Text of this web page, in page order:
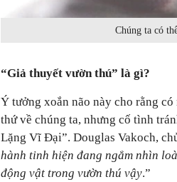
Chúng ta có
“Giả thuyết vườn thú” là gì?
Ý tưởng xoắn não này cho rằng
thứ về chúng ta, nhưng cố tình
Lặng Vĩ Đại”. Douglas Vakoch,
hành tinh hiện đang ngắm nhìn
động vật trong vườn thú vậy.”